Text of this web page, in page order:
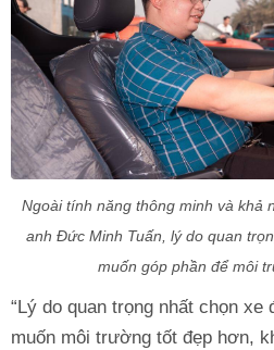
Ngoài tính năng thông minh và khả
anh Đức Minh Tuấn, lý do quan
muốn góp phần để môi
“Lý do quan trọng nhất chọn
muốn môi trường tốt đẹp hơn,